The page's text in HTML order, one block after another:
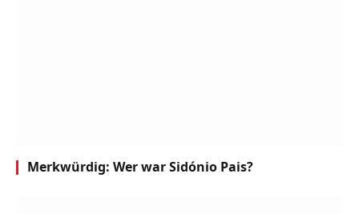
Merkwürdig: Wer war Sidónio Pais?